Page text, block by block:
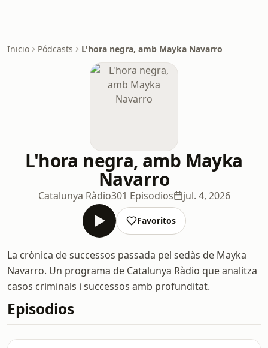
Inicio Pódcasts L'hora negra, amb Mayka Navarro
L'hora negra, amb Mayka
Navarro
Catalunya Ràdio301 Episodios jul. 4, 2026
Favoritos
La crònica de successos passada pel sedàs de Mayka
Navarro. Un programa de Catalunya Ràdio que analitza
casos criminals i successos amb profunditat.
Episodios